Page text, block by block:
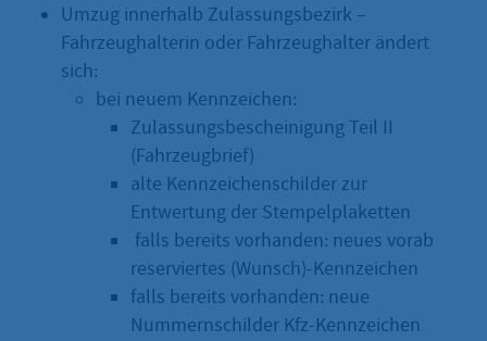
Umzug innerhalb Zulassungsbezirk –
Fahrzeughalterin oder Fahrzeughalter ändert
sich:
bei neuem Kennzeichen:
Zulassungsbescheinigung Teil II
(Fahrzeugbrief)
alte Kennzeichenschilder zur
Entwertung der Stempelplaketten
falls bereits vorhanden: neues vorab
reserviertes (Wunsch)-Kennzeichen
falls bereits vorhanden: neue
Nummernschilder Kfz-Kennzeichen